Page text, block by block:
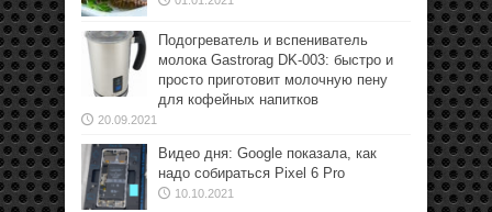
Подогреватель и вспениватель
молока Gastrorag DK-003: быстро и
просто приготовит молочную пену
для кофейных напитков
20.09.2021
Видео дня: Google показала, как
надо собираться Pixel 6 Pro
10.10.2021